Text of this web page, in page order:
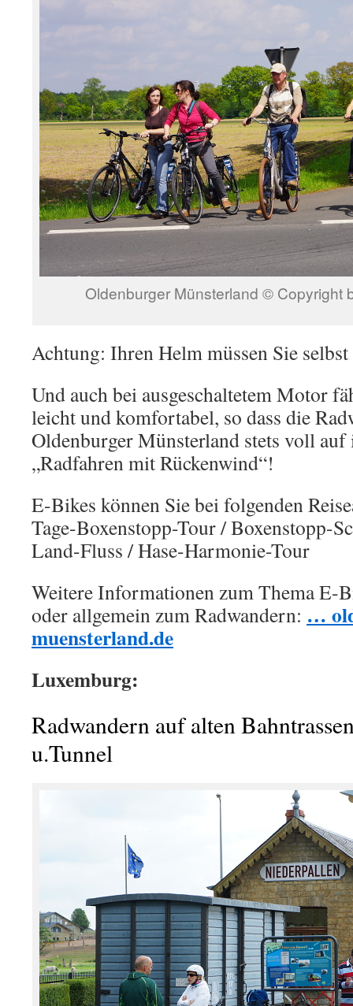
Oldenburger Münsterland © Copyright
Achtung: Ihren Helm müssen Sie
Und auch bei ausgeschaltetem Motor
leicht und komfortabel, so dass die
Oldenburger Münsterland stets voll
„Radfahren mit Rückenwind“!
E-Bikes können Sie bei folgenden
Tage-Boxenstopp-Tour / Boxenstopp-
Land-Fluss / Hase-Harmonie-Tour
Weitere Informationen zum Thema E-
oder allgemein zum Radwandern: …
muensterland.de
Luxemburg:
Radwandern auf alten
u.Tunnel